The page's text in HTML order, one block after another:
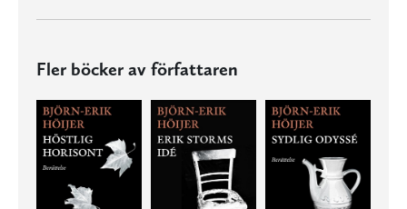
Fler böcker av författaren